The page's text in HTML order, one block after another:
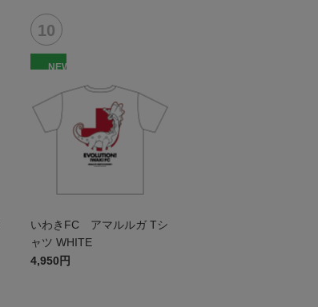
NEW
いわきFC アマルルガ Tシ
ャツ WHITE
4,950円